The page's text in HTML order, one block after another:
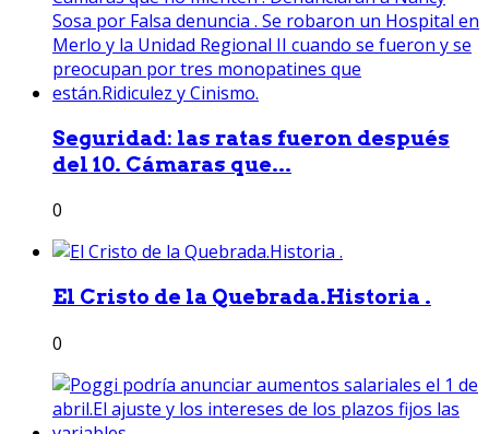
Seguridad: las ratas fueron después
del 10. Cámaras que...
0
El Cristo de la Quebrada.Historia .
0